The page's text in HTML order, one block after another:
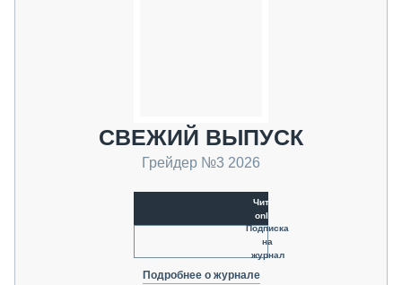
СВЕЖИЙ ВЫПУСК
Грейдер №3 2026
Читать
online
Подписка
на
журнал
Подробнее о журнале